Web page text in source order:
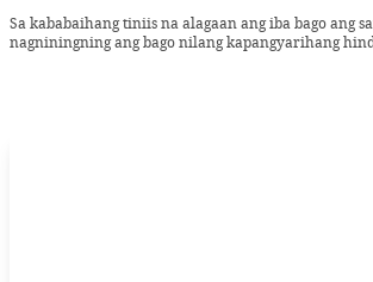
Sa kababaihang tiniis na alagaan ang iba bago ang
nagniningning ang bago nilang kapangyarihang